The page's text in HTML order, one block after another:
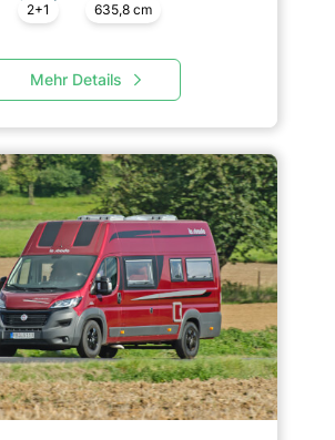
2+1 635,8 cm
Mehr Details